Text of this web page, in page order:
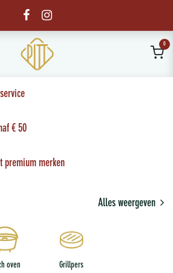
0
€ 50
premium merken
Alles weergeven
oven Grillpers